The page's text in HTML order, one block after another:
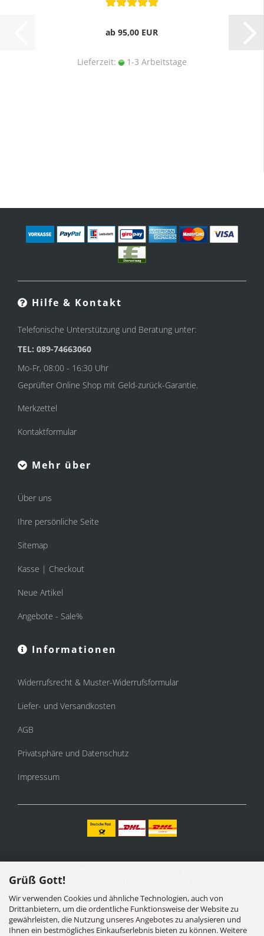
Grüß Gott!
Wir verwenden Cookies und ähnliche Technologien, auch von
Drittanbietern, um die ordentliche Funktionsweise der Website zu
gewährleisten, die Nutzung unseres Angebotes zu analysieren und
Ihnen ein bestmögliches Einkaufserlebnis bieten zu können. Weitere
ab 95,00 EUR
Lieferzeit: 1-3 Arbeitstage
Hilfe & Kontakt
Telefonische Unterstützung und Beratung unter:
TEL: 089-74663060
Mo-Fr, 08:00 - 16:30 Uhr
Geprüfter Online Shop mit Geld-zurück-Garantie.
Merkzettel
Kontaktformular
Mehr über
Über uns
Ihre persönliche Seite
Sitemap
Kasse | Checkout
Neue Artikel
Angebote - Sale%
Informationen
Widerrufsrecht & Muster-Widerrufsformular
Liefer- und Versandkosten
AGB
Privatsphäre und Datenschutz
Impressum
Mehrwertsteuer, zzgl.
gekennzeichnet.
Vertrag widerrufen